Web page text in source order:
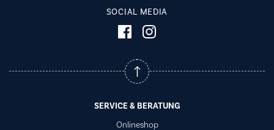
SOCIAL MEDIA
SERVICE & BERATUNG
Onlineshop